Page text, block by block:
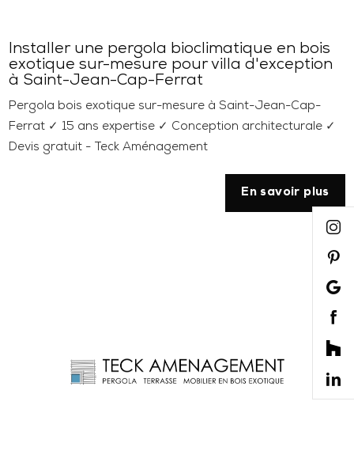
Installer une pergola bioclimatique en bois
exotique sur-mesure pour villa d'exception
à Saint-Jean-Cap-Ferrat
Pergola bois exotique sur-mesure à Saint-Jean-Cap-
Ferrat ✓ 15 ans expertise ✓ Conception architecturale ✓
Devis gratuit - Teck Aménagement
En savoir plus